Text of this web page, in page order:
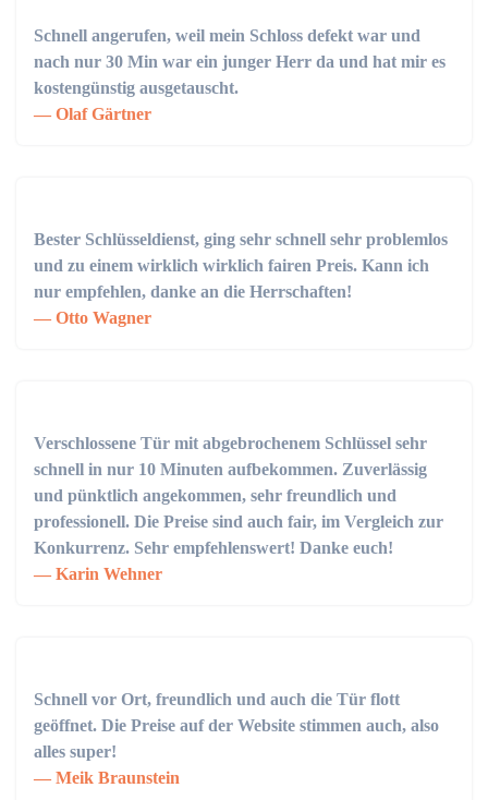
Schnell angerufen, weil mein Schloss defekt war und
nach nur 30 Min war ein junger Herr da und hat mir es
kostengünstig ausgetauscht.
Olaf Gärtner
Bester Schlüsseldienst, ging sehr schnell sehr problemlos
und zu einem wirklich wirklich fairen Preis. Kann ich
nur empfehlen, danke an die Herrschaften!
Otto Wagner
Verschlossene Tür mit abgebrochenem Schlüssel sehr
schnell in nur 10 Minuten aufbekommen. Zuverlässig
und pünktlich angekommen, sehr freundlich und
professionell. Die Preise sind auch fair, im Vergleich zur
Konkurrenz. Sehr empfehlenswert! Danke euch!
Karin Wehner
Schnell vor Ort, freundlich und auch die Tür flott
geöffnet. Die Preise auf der Website stimmen auch, also
alles super!
Meik Braunstein